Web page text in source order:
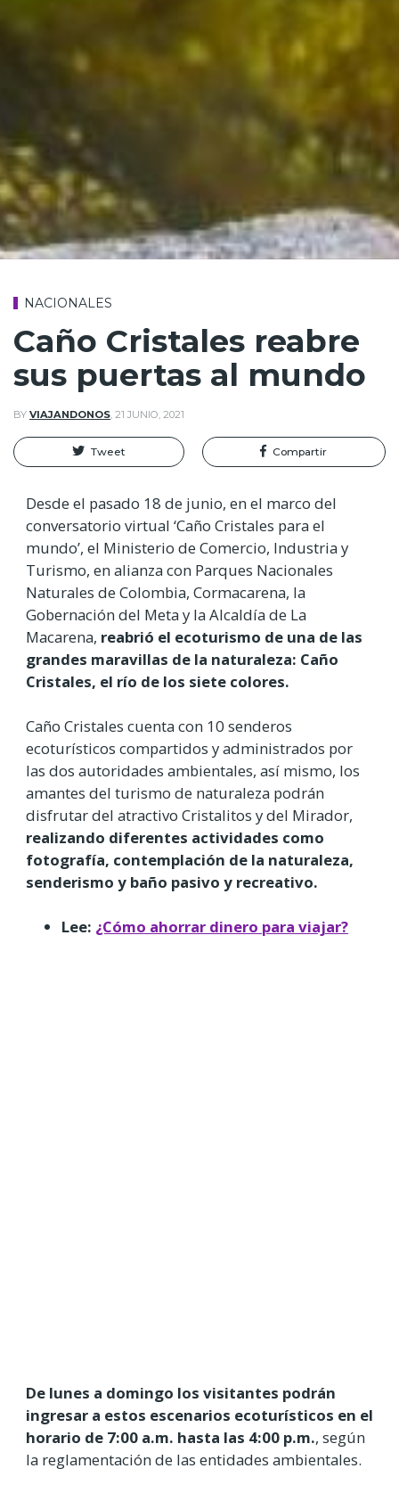
NACIONALES
Caño Cristales reabre
sus puertas al mundo
BY VIAJANDONOS, 21 JUNIO, 2021
Tweet Compartir
Desde el pasado 18 de junio, en el marco del
conversatorio virtual ‘Caño Cristales para el
mundo’, el Ministerio de Comercio, Industria y
Turismo, en alianza con Parques Nacionales
Naturales de Colombia, Cormacarena, la
Gobernación del Meta y la Alcaldía de La
Macarena, reabrió el ecoturismo de una de las
grandes maravillas de la naturaleza: Caño
Cristales, el río de los siete colores.
Caño Cristales cuenta con 10 senderos
ecoturísticos compartidos y administrados por
las dos autoridades ambientales, así mismo, los
amantes del turismo de naturaleza podrán
disfrutar del atractivo Cristalitos y del Mirador,
realizando diferentes actividades como
fotografía, contemplación de la naturaleza,
senderismo y baño pasivo y recreativo.
Lee: ¿Cómo ahorrar dinero para viajar?
De lunes a domingo los visitantes podrán
ingresar a estos escenarios ecoturísticos en el
horario de 7:00 a.m. hasta las 4:00 p.m., según
la reglamentación de las entidades ambientales.